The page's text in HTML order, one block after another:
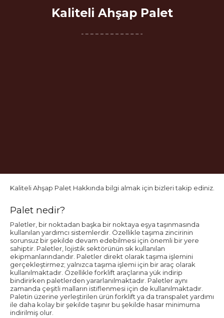
Kaliteli Ahşap Palet
Kaliteli Ahşap Palet Hakkında bilgi almak için bizleri takip ediniz.
Palet nedir?
Paletler, bir noktadan başka bir noktaya eşya taşınmasında
kullanılan yardımcı sistemlerdir. Özellikle taşıma zincirinin
sorunsuz bir şekilde devam edebilmesi için önemli bir yere
sahiptir. Paletler, lojistik sektörünün sık kullanılan
ekipmanlarındandır. Paletler direkt olarak taşıma işlemini
gerçekleştirmez; yalnızca taşıma işlemi için bir araç olarak
kullanılmaktadır. Özellikle forklift araçlarına yük indirip
bindirirken paletlerden yararlanılmaktadır. Paletler aynı
zamanda çeşitli malların istiflenmesi için de kullanılmaktadır.
Paletin üzerine yerleştirilen ürün forklift ya da transpalet yardımı
ile daha kolay bir şekilde taşınır bu şekilde hasar minimuma
indirilmiş olur.